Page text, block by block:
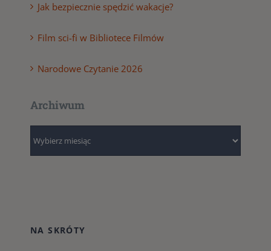
Jak bezpiecznie spędzić wakacje?
Film sci-fi w Bibliotece Filmów
Narodowe Czytanie 2026
Archiwum
NA SKRÓTY